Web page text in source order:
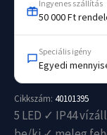
Ingyenes szállítás
50 000 Ft
Speciális igény
Egyedi
Cikkszám: 40101395
5 LED ✓ IP44